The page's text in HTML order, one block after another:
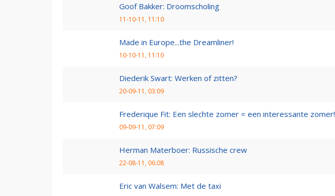
Goof Bakker: Droomscholing
11-10-11, 11:10
Made in Europe...the Dreamliner!
10-10-11, 11:10
Diederik Swart: Werken of zitten?
20-09-11, 03:09
Frederique Fit: Een slechte zomer = een interessante zomer!
09-09-11, 07:09
Herman Materboer: Russische crew
22-08-11, 06:08
Eric van Walsem: Met de taxi